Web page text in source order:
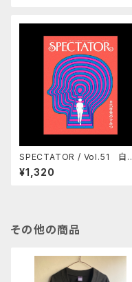
SPECTATOR / Vol.51 自己
啓発のひみつ
¥1,320
その他の商品